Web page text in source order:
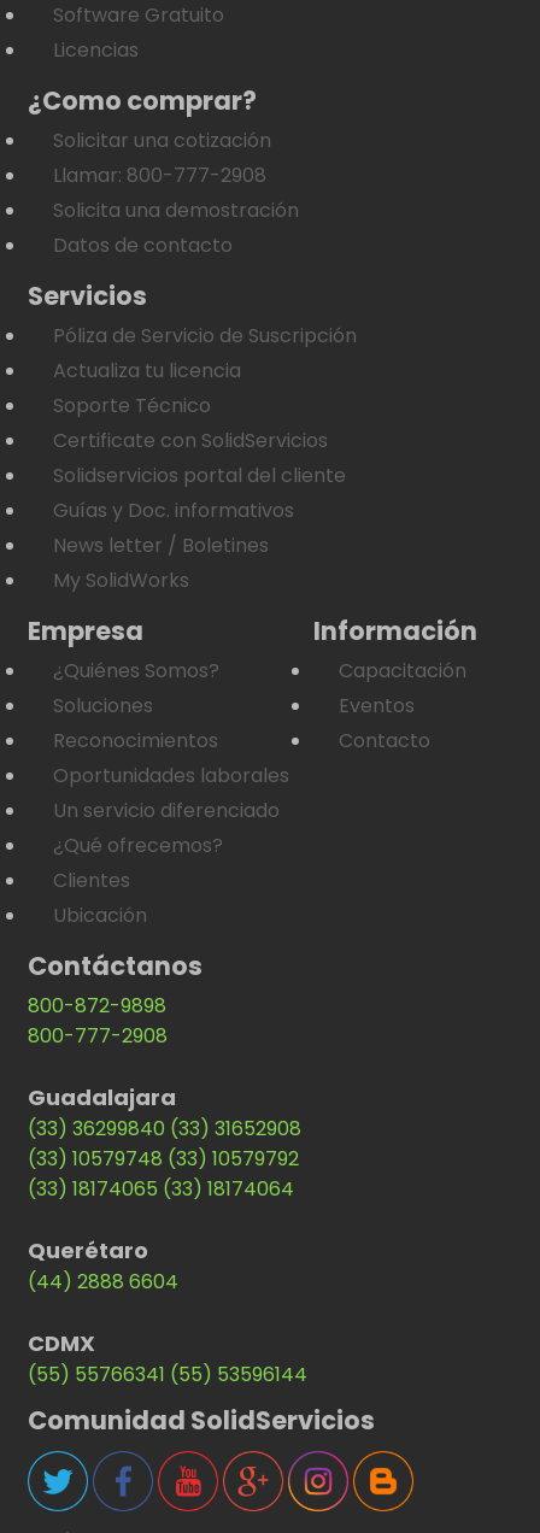
Software Gratuito
Licencias
¿Como comprar?
Solicitar una cotización
Llamar: 800-777-2908
Solicita una demostración
Datos de contacto
Servicios
Póliza de Servicio de Suscripción
Actualiza tu licencia
Soporte Técnico
Certificate con SolidServicios
Solidservicios portal del cliente
Guías y Doc. informativos
News letter / Boletines
My SolidWorks
Empresa
¿Quiénes Somos?
Soluciones
Reconocimientos
Oportunidades laborales
Un servicio diferenciado
¿Qué ofrecemos?
Clientes
Ubicación
Información
Capacitación
Eventos
Contacto
Contáctanos
800-872-9898
800-777-2908
Guadalajara
(33) 36299840 (33) 31652908
(33) 10579748 (33) 10579792
(33) 18174065 (33) 18174064
Querétaro
(44) 2888 6604
CDMX
(55) 55766341 (55) 53596144
Comunidad SolidServicios